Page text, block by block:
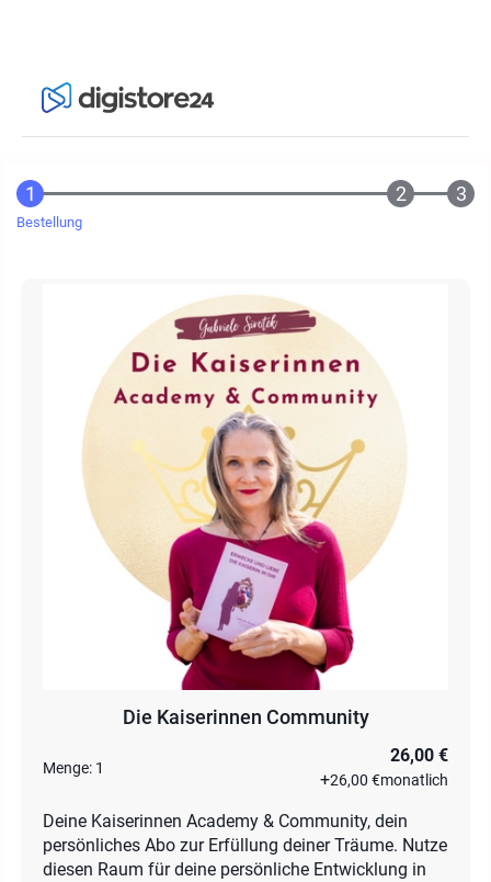
Bestellung
Die Kaiserinnen Community
Menge: 1
26,00 €
+26,00 €monatlich
Deine Kaiserinnen Academy & Community, dein
persönliches Abo zur Erfüllung deiner Träume. Nutze
diesen Raum für deine persönliche Entwicklung in